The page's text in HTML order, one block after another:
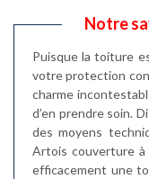
Notre
Puisque la toiture
votre protection
charme
d’en prendre soin.
des moyens
Artois couverture à
efficacement une